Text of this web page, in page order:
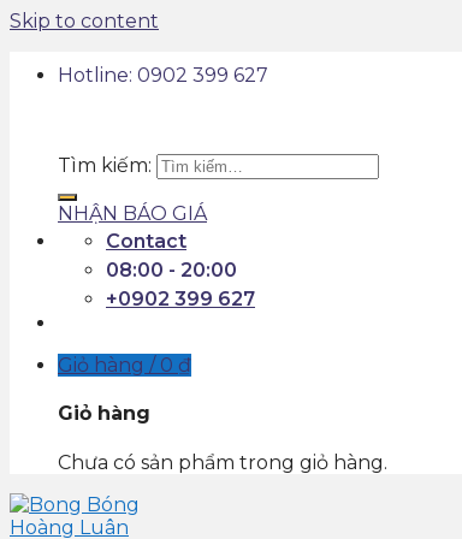
Skip to content
Hotline: 0902 399 627
Tìm kiếm:
NHẬN BÁO GIÁ
Contact
08:00 - 20:00
+0902 399 627
Giỏ hàng / 0 ₫
Giỏ hàng
Chưa có sản phẩm trong giỏ hàng.